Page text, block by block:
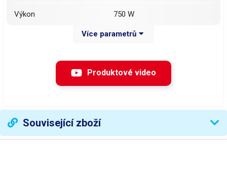
Výkon 750 W
500 mm
Kompatibilní šířky tavných
Více parametrů
Produktové video
Související zboží